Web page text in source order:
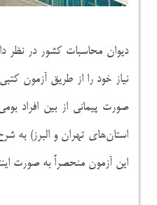
دیوان محاسبات کشور در نظر
نیاز خود را از طریق آزمون
صورت پیمانی از بین افراد
استان‌های تهران و البرز) به
این آزمون منحصراً به صورت